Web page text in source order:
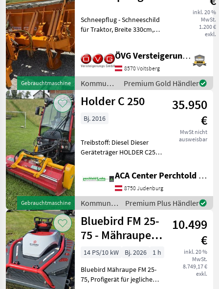
Gebrauchtmaschine
inkl. 20 %
MwSt.
1.200 €
exkl.
Schneepflug - Schneeschild
für Traktor, Breite 330cm,
Kommunalgeräte
Winterdienst
ÖVG Versteigerungen
8570 Voitsberg
Kommunalgeräte
/ Sonstige
Premium Gold Händler
Gebrauchtmaschine
Holder C 250
35.950
€
MwSt nicht
ausweisbar
Bj. 2016
Treibstoff: Diesel Dieser
Geräteträger HOLDER C250
genommen, hat 1.700 Bstd.
und ist in einem
neuwertigen, sehr
gepflegten Zustand. Er ist
mit
ACA Center Perchtold - Perchtold & Sohn GmbH
8750 Judenburg
Kommunalgeräte
/ Holder
Premium Plus Händler
Bluebird FM 25-
75 - Mähraupe
mit 16 PS
10.499
€
inkl. 20 %
MwSt.
8.749,17 €
exkl.
14 PS/10 kW Bj. 2026
1 h
Bluebird Mähraupe FM 25-
75, Profigerät für jegliche